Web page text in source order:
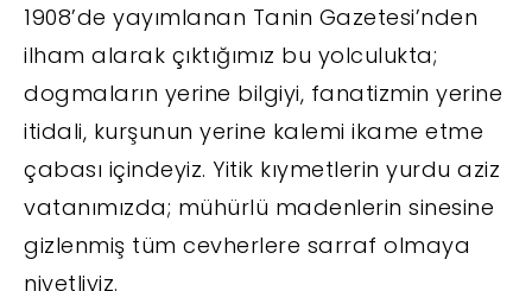
1908’de yayımlanan Tanin Gazetesi’nden
ilham alarak çıktığımız bu yolculukta;
dogmaların yerine bilgiyi, fanatizmin yerine
itidali, kurşunun yerine kalemi ikame etme
çabası içindeyiz. Yitik kıymetlerin yurdu aziz
vatanımızda; mühürlü madenlerin sinesine
gizlenmiş tüm cevherlere sarraf olmaya
niyetliyiz.